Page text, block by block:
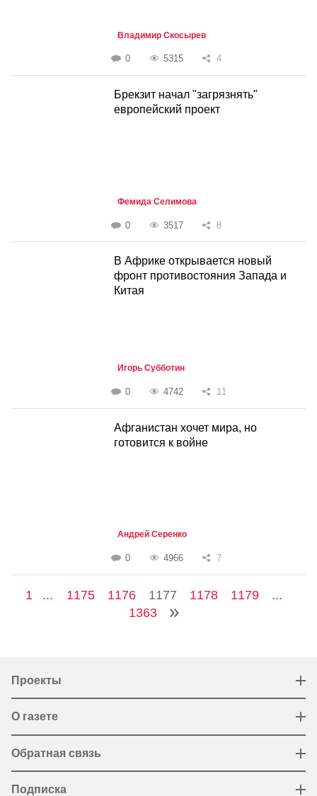
Владимир Скосырев
0 5315 4
Брекзит начал "загрязнять"
европейский проект
Фемида Селимова
0 3517 8
В Африке открывается новый
фронт противостояния Запада и
Китая
Игорь Субботин
0 4742 11
Афганистан хочет мира, но
готовится к войне
Андрей Серенко
0 4966 7
1 ... 1175 1176 1177 1178 1179
...
1363
Проекты
О газете
Обратная связь
Подписка